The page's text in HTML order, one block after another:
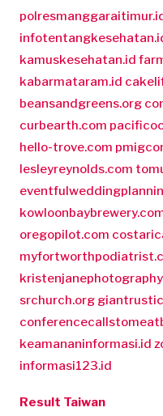
polresmanggaraitimur.id
kamuskesehatan.id
kabarmataram.id
beansandgreens.org
curbearth.com
hello-trove.com
lesleyreynolds.com
oregopilot.com
srchurch.org
keamananinformasi.id
informasi123.id
Result Taiwan